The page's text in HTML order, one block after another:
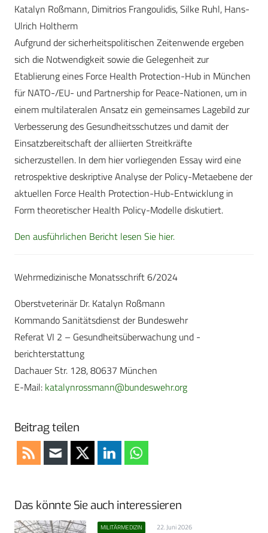
Katalyn Roßmann, Dimitrios Frangoulidis, Silke Ruhl, Hans-
Ulrich Holtherm
Aufgrund der sicherheitspolitischen Zeitenwende ergeben
sich die Notwendigkeit sowie die Gelegenheit zur
Etablierung eines Force Health Protection-Hub in München
für NATO-/EU- und Partnership for Peace-Nationen, um in
einem multilateralen Ansatz ein gemeinsames Lagebild zur
Verbesserung des Gesundheitsschutzes und damit der
Einsatzbereitschaft der alliierten Streitkräfte
sicherzustellen. In dem hier vorliegenden Essay wird eine
retrospektive deskriptive Analyse der Policy-Metaebene der
aktuellen Force Health Protection-Hub-Entwicklung in
Form theoretischer Health Policy-Modelle diskutiert.
Den ausführlichen Bericht lesen Sie hier.
Wehrmedizinische Monatsschrift 6/2024
Oberstveterinär Dr. Katalyn Roßmann
Kommando Sanitätsdienst der Bundeswehr
Referat VI 2 – Gesundheitsüberwachung und -
berichterstattung
Dachauer Str. 128, 80637 München
E-Mail: katalynrossmann@bundeswehr.org
Beitrag teilen
Das könnte Sie auch interessieren
MILITÄRMEDIZIN 22. Juni 2026